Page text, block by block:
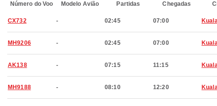
Número do Voo Modelo Avião Partidas Chegadas
CX732 - 02:45 07:00
MH9206 - 02:45 07:00
AK138 - 07:15 11:15
MH9188 - 08:10 12:20